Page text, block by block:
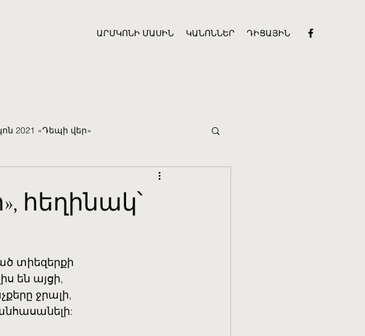
ԱՐՄԿՈՆԻ ՄԱՍԻՆ ԿԱՆՈՆՆԵՐ ԴԻՑԱՅԻՆ
2021 «Դեպի վեր»
հեղինակ՝
տիեզերքի
են այցի,
ջրալի,